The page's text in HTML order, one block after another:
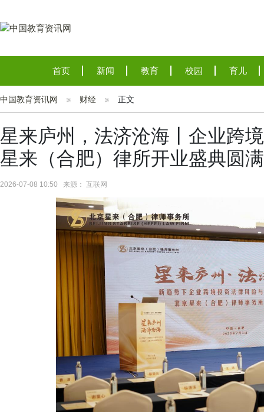
首页 新闻 教育 校园 育儿
中国教育资讯网 财经 正文
星来庐州，法济沧海丨企业跨
星来（合肥）律所开业盛典圆
2026-07-08 10:50 来源： 互联网